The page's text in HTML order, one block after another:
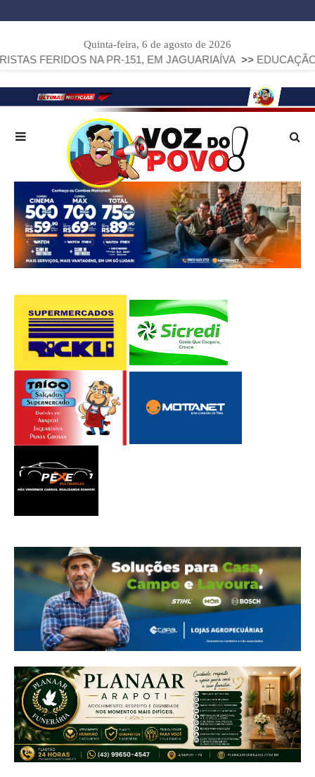
Quinta-feira, 6 de agosto de 2026
NA PR-151, EM JAGUARIAÍVA >> EDUCAÇÃO